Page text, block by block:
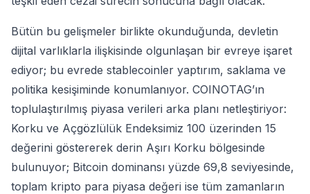
Bütün bu gelişmeler birlikte okunduğunda, devletin
dijital varlıklarla ilişkisinde olgunlaşan bir evreye işaret
ediyor; bu evrede stablecoinler yaptırım, saklama ve
politika kesişiminde konumlanıyor. COINOTAG’ın
toplulaştırılmış piyasa verileri arka planı netleştiriyor:
Korku ve Açgözlülük Endeksimiz 100 üzerinden 15
değerini göstererek derin Aşırı Korku bölgesinde
bulunuyor; Bitcoin dominansı yüzde 69,8 seviyesinde,
toplam kripto para piyasa değeri ise tüm zamanların